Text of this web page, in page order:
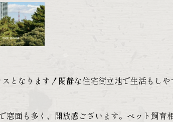
となります！閑静な住宅街立地で生活もし
窓面も多く、開放感ございます。ペット飼育